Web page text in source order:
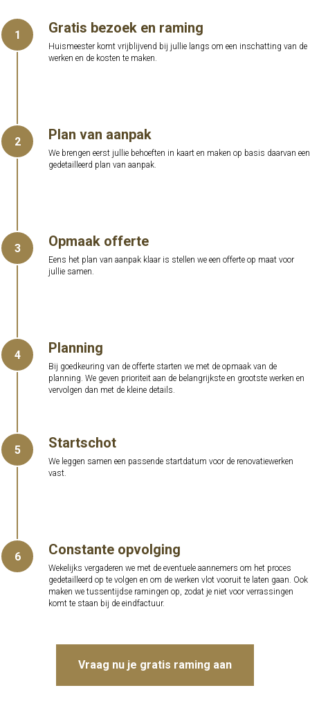
1 Gratis bezoek en raming
Huismeester komt vrijblijvend bij jullie langs om een inschatting van de
werken en de kosten te maken.
2 Plan van aanpak
We brengen eerst jullie behoeften in kaart en maken op basis daarvan een
gedetailleerd plan van aanpak.
3 Opmaak offerte
Eens het plan van aanpak klaar is stellen we een offerte op maat voor
jullie samen.
4 Planning
Bij goedkeuring van de offerte starten we met de opmaak van de
planning. We geven prioriteit aan de belangrijkste en grootste werken en
vervolgen dan met de kleine details.
5 Startschot
We leggen samen een passende startdatum voor de renovatiewerken
vast.
6 Constante opvolging
Wekelijks vergaderen we met de eventuele aannemers om het proces
gedetailleerd op te volgen en om de werken vlot vooruit te laten gaan. Ook
maken we tussentijdse ramingen op, zodat je niet voor verrassingen
komt te staan bij de eindfactuur.
Vraag nu je gratis raming aan